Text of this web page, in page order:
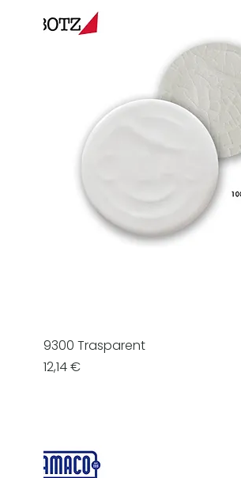
9300 Trasparent
Prezzo
12,14 €